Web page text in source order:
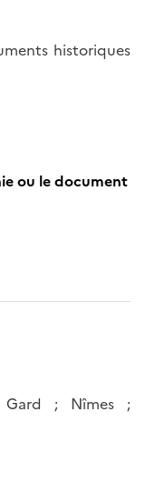
historiques
ou le document
Gard ; Nîmes ;